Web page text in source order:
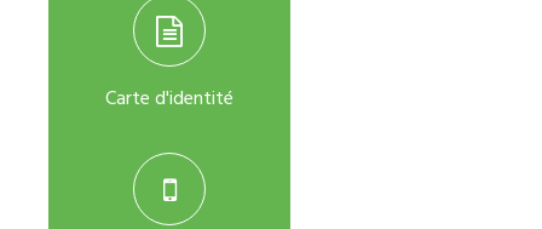
Carte d'identité